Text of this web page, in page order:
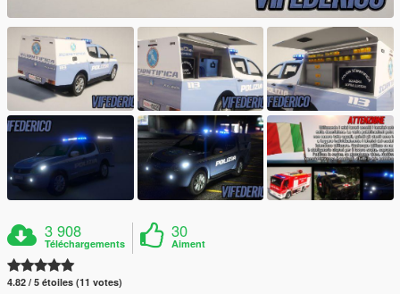
3 908
Téléchargements
30
Aiment
4.82 / 5 étoiles (11 votes)